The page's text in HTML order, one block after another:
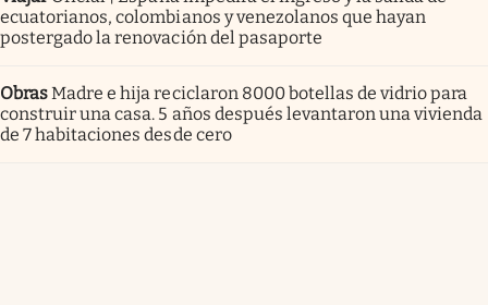
ecuatorianos, colombianos y venezolanos que hayan
postergado la renovación del pasaporte
ObrasMadre e hija reciclaron 8000 botellas de vidrio para
construir una casa. 5 años después levantaron una vivienda
de 7 habitaciones desde cero